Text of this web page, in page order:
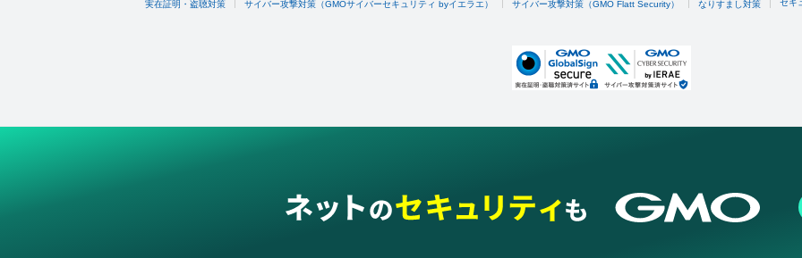
実在証明・盗聴対策 サイバー攻撃対策（GMOサイバーセキュリティ byイエラエ） サイバー攻撃対策（GMO Flatt Security） なりすまし対策 セキ